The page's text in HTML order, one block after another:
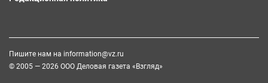
Пишите нам на information@vz.ru
© 2005 — 2026 ООО Деловая газета «Взгляд»